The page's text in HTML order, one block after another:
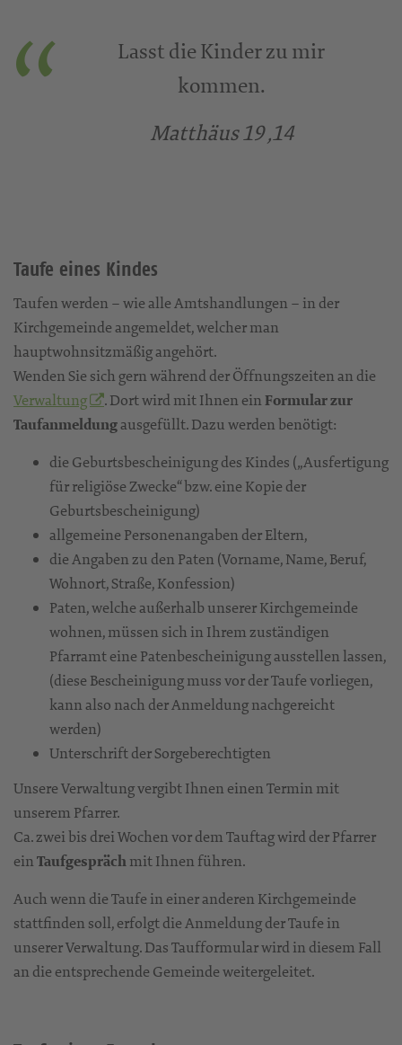
Lasst die Kinder zu mir
kommen.
Matthäus 19 ,14
Taufe eines Kindes
Taufen werden – wie alle Amtshandlungen – in der
Kirchgemeinde angemeldet, welcher man
hauptwohnsitzmäßig angehört.
Wenden Sie sich gern während der Öffnungszeiten an die
Verwaltung
. Dort wird mit Ihnen einFormular zur
Taufanmeldungausgefüllt. Dazu werden benötigt:
die Geburtsbescheinigung des Kindes („Ausfertigung
für religiöse Zwecke“ bzw. eine Kopie der
Geburtsbescheinigung)
allgemeine Personenangaben der Eltern,
die Angaben zu den Paten (Vorname, Name, Beruf,
Wohnort, Straße, Konfession)
Paten, welche außerhalb unserer Kirchgemeinde
wohnen, müssen sich in Ihrem zuständigen
Pfarramt eine Patenbescheinigung ausstellen lassen,
(diese Bescheinigung muss vor der Taufe vorliegen,
kann also nach der Anmeldung nachgereicht
werden)
Unterschrift der Sorgeberechtigten
Unsere Verwaltung vergibt Ihnen einen Termin mit
unserem Pfarrer.
Ca. zwei bis drei Wochen vor dem Tauftag wird der Pfarrer
einTaufgesprächmit Ihnen führen.
Auch wenn die Taufe in einer anderen Kirchgemeinde
stattfinden soll, erfolgt die Anmeldung der Taufe in
unserer Verwaltung. Das Taufformular wird in diesem Fall
an die entsprechende Gemeinde weitergeleitet.